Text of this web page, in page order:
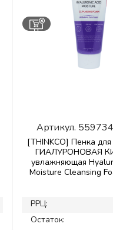
Артикул.
[THINKCO] Пенка
ГИАЛУРОНОВАЯ
увлажняющая
Moisture Cleansing
РРЦ:
Остаток: